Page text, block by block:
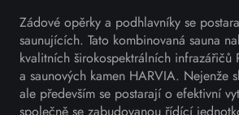
Zádové opěrky a podhlavníky se
saunujících. Tato kombinovaná sauna
kvalitních širokospektrálních infrazářičů
a saunových kamen HARVIA. Nejenže
ale především se postarají o efektivní
společně se zabudovanou řídící